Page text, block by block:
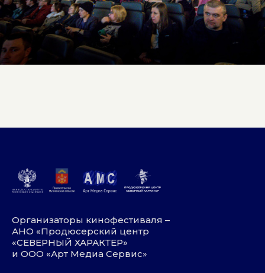
Организаторы кинофестиваля –
АНО «Продюсерский центр
«СЕВЕРНЫЙ ХАРАКТЕР»
и ООО «Арт Медиа Сервис»